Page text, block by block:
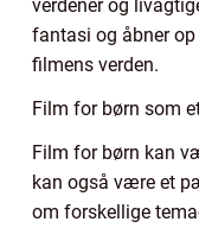
verdener og
fantasi og åbner
filmens verden.
Film for børn som
Film for børn kan
kan også være et
om forskellige